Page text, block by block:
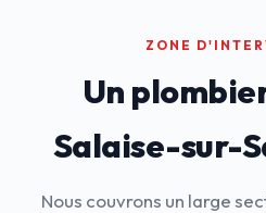
ZONE
Un
Salaise-sur-
Nous couvrons un large